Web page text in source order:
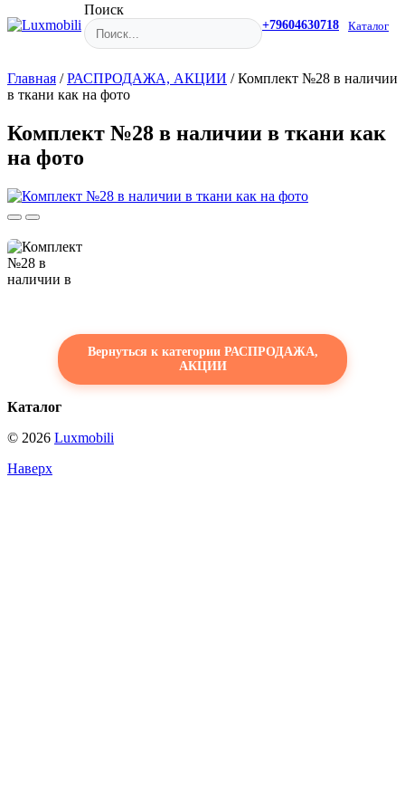
Поиск
+79604630718 Каталог
Главная /РАСПРОДАЖА, АКЦИИ /Комплект №28 в наличии
в ткани как на фото
Комплект №28 в наличии в ткани как
на фото
Вернуться к категории РАСПРОДАЖА,
АКЦИИ
Каталог
© 2026 Luxmobili
Наверх